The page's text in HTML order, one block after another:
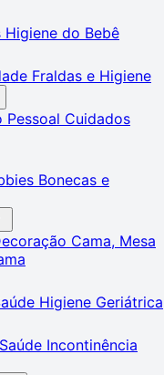
Higiene do Bebê
Fraldas e Higiene
Pessoal Cuidados
Bonecas e
Cama, Mesa
Higiene Geriátrica
Incontinência